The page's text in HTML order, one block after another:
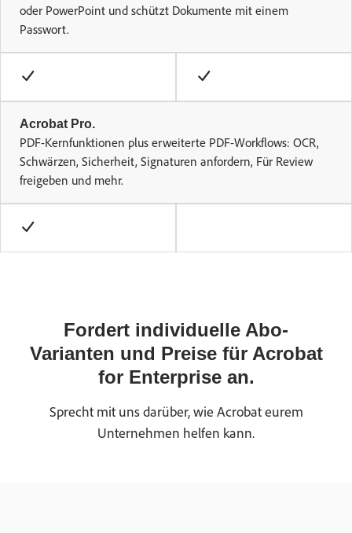
oder PowerPoint und schützt Dokumente mit einem
Passwort.
Acrobat Pro.
PDF-Kernfunktionen plus erweiterte PDF-Workflows: OCR,
Schwärzen, Sicherheit, Signaturen anfordern, Für Review
freigeben und mehr.
Fordert individuelle Abo-
Varianten und Preise für Acrobat
for Enterprise an.
Sprecht mit uns darüber, wie Acrobat eurem
Unternehmen helfen kann.